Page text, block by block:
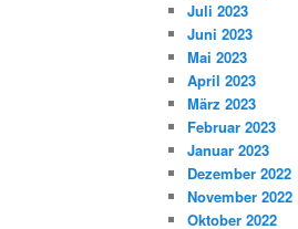
Juli 2023
Juni 2023
Mai 2023
April 2023
März 2023
Februar 2023
Januar 2023
Dezember 2022
November 2022
Oktober 2022